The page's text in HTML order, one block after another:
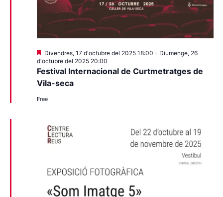
Festival Internacional de Curtmetratges de
Vila-seca
Destacats
Divendres, 17 d'octubre del 2025 18:00 - Diumenge, 26
d'octubre del 2025 20:00
Free